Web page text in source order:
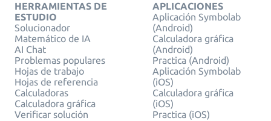
HERRAMIENTAS DE
ESTUDIO
Solucionador
Matemático de IA
AI Chat
Problemas populares
Hojas de trabajo
Hojas de referencia
Calculadoras
Calculadora gráfica
Verificar solución
APLICACIONES
Aplicación Symbolab
(Android)
Calculadora gráfica
(Android)
Practica (Android)
Aplicación Symbolab
(iOS)
Calculadora gráfica
(iOS)
Practica (iOS)